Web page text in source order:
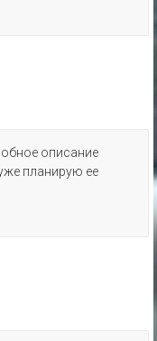
описание
планирую ее